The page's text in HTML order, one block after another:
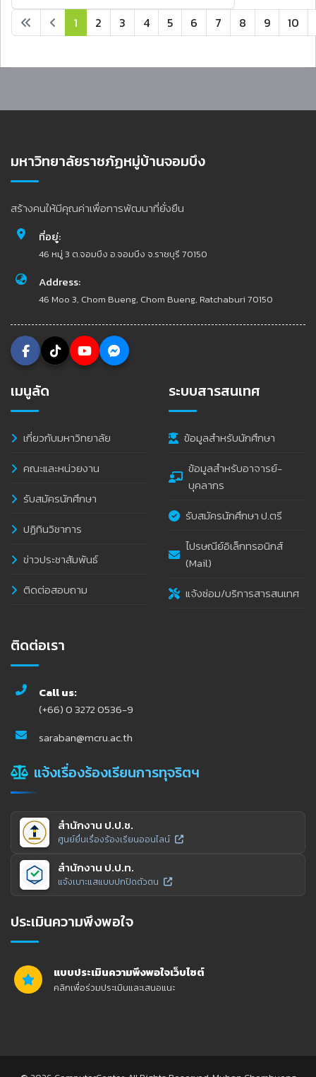
หน้า 1 จาก 15
1 2 3 4 5 6 7 8 9 10
มหาวิทยาลัยราชภัฏหมู่บ้านจอมบึง
สร้างคนให้มีคุณค่าเพื่อการพัฒนาที่ยั่งยืน
ที่อยู่:
46 หมู่ 3 ต.จอมบึง อ.จอมบึง จ.ราชบุรี 70150
Address:
46 Moo 3, Chom Bueng, Chom Bueng, Ratchaburi 70150
เมนูลัด
เกี่ยวกับมหาวิทยาลัย
คณะและหน่วยงาน
รับสมัครนักศึกษา
ปฏิทินวิชาการ
ข่าวประชาสัมพันธ์
ติดต่อสอบถาม
ระบบสารสนเทศ
ข้อมูลสำหรับนักศึกษา
ข้อมูลสำหรับอาจารย์-
บุคลากร
รับสมัครนักศึกษา ป.ตรี
ไปรษณีย์อิเล็กทรอนิกส์
(Mail)
แจ้งซ่อม/บริการสารสนเทศ
ติดต่อเรา
Call us:
(+66) 0 3272 0536-9
saraban@mcru.ac.th
แจ้งเรื่องร้องเรียนการทุจริตฯ
สำนักงาน ป.ป.ช.
ศูนย์ยื่นเรื่องร้องเรียนออนไลน์
สำนักงาน ป.ป.ท.
แจ้งเบาะแสแบบปกปิดตัวตน
ประเมินความพึงพอใจ
แบบประเมินความพึงพอใจเว็บไซต์
คลิกเพื่อร่วมประเมินและเสนอแนะ